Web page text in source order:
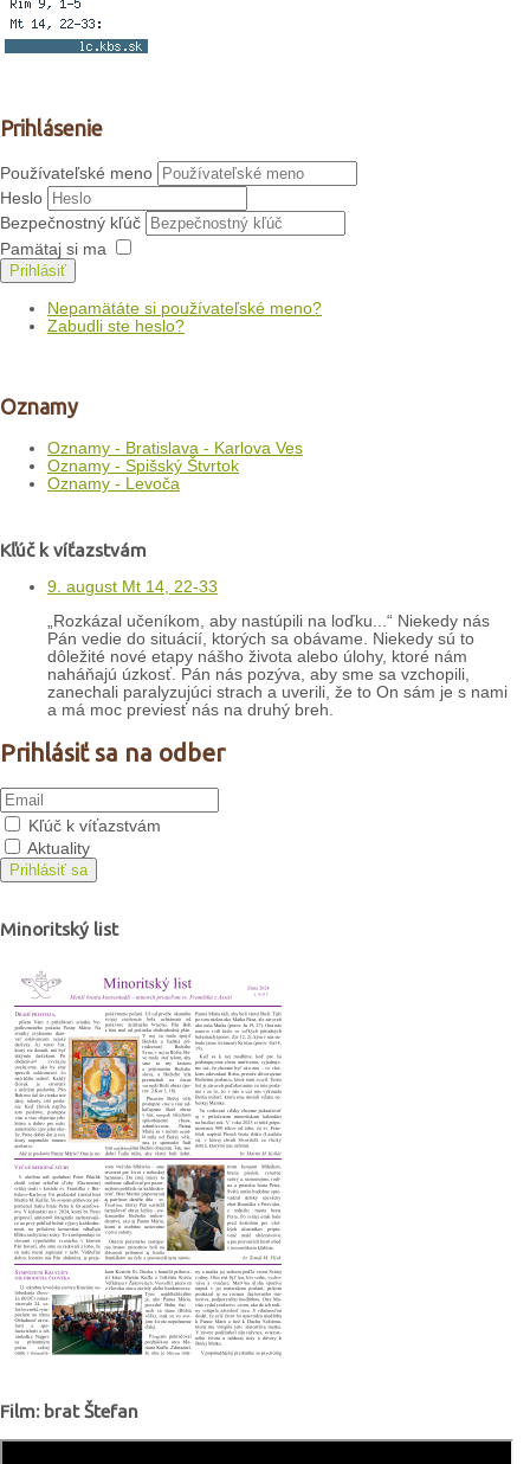
Prihlásenie
Používateľské meno
Heslo
Bezpečnostný kľúč
Pamätaj si ma
Prihlásiť
Nepamätáte si používateľské meno?
Zabudli ste heslo?
Oznamy
Oznamy - Bratislava - Karlova Ves
Oznamy - Spišský Štvrtok
Oznamy - Levoča
Kľúč k víťazstvám
9. august Mt 14, 22-33
„Rozkázal učeníkom, aby nastúpili na loďku...“ Niekedy nás
Pán vedie do situácií, ktorých sa obávame. Niekedy sú to
dôležité nové etapy nášho života alebo úlohy, ktoré nám
naháňajú úzkosť. Pán nás pozýva, aby sme sa vzchopili,
zanechali paralyzujúci strach a uverili, že to On sám je s nami
a má moc previesť nás na druhý breh.
Prihlásiť sa na odber
Kľúč k víťazstvám
Aktuality
Prihlásiť sa
Minoritský list
Film: brat Štefan